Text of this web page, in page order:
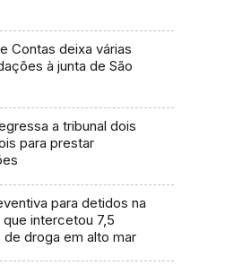
Contas deixa várias
à junta de São
a tribunal dois
para prestar
para detidos na
intercetou 7,5
de droga em alto mar